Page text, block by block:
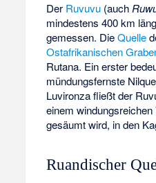
Der Ruvuvu (auch
mindestens 400 km
gemessen. DieQuelle
Ostafrikanischen
Rutana. Ein erster
mündungsfernste
Luvironza fließt der
einem
gesäumt wird, in den
Ruandischer